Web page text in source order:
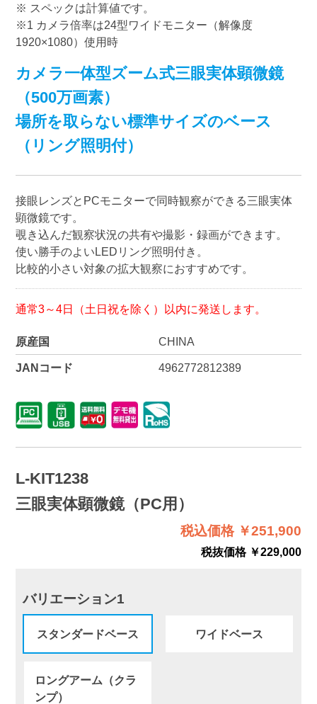
※ スペックは計算値です。
※1 カメラ倍率は24型ワイドモニター（解像度
1920×1080）使用時
カメラ一体型ズーム式三眼実体顕微鏡
（500万画素）
場所を取らない標準サイズのベース
（リング照明付）
接眼レンズとPCモニターで同時観察ができる三眼実体
顕微鏡です。
覗き込んだ観察状況の共有や撮影・録画ができます。
使い勝手のよいLEDリング照明付き。
比較的小さい対象の拡大観察におすすめです。
通常3～4日（土日祝を除く）以内に発送します。
原産国 CHINA
JANコード 4962772812389
L-KIT1238
三眼実体顕微鏡（PC用）
税込価格 ￥251,900
税抜価格 ￥229,000
バリエーション1
スタンダードベース ワイドベース
ロングアーム（クラ
ンプ）